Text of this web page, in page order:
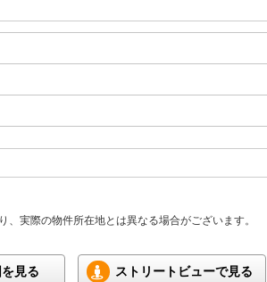
実際の物件所在地とは異なる場合がございます。
見る ストリートビューで見る